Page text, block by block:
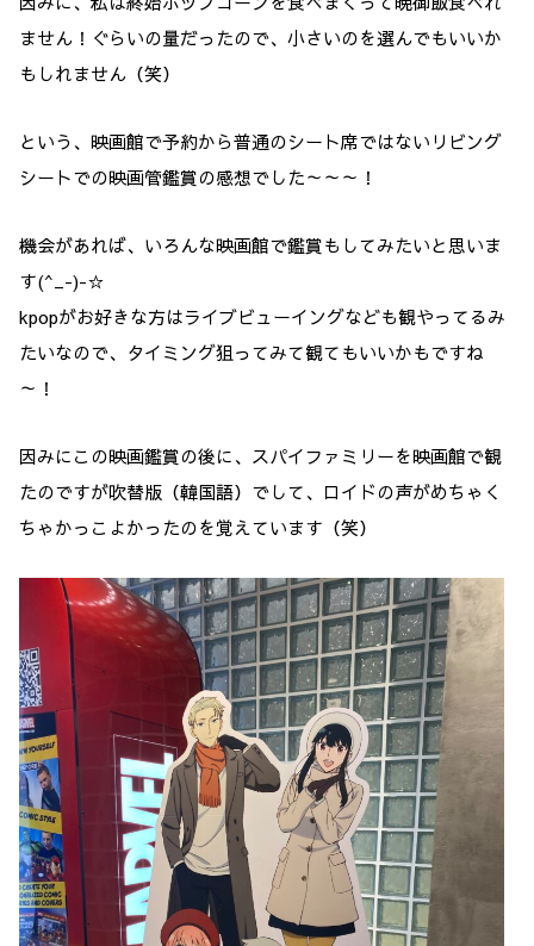
ません！ぐらいの量だったので、小さいのを選んでもいいか
もしれません（笑）
という、映画館で予約から普通のシート席ではないリビング
シートでの映画管鑑賞の感想でした～～～！
機会があれば、いろんな映画館で鑑賞もしてみたいと思いま
す(^_-)-☆
kpopがお好きな方はライブビューイングなども観やってるみ
たいなので、タイミング狙ってみて観てもいいかもですね
～！
因みにこの映画鑑賞の後に、スパイファミリーを映画館で観
たのですが吹替版（韓国語）でして、ロイドの声がめちゃく
ちゃかっこよかったのを覚えています（笑）